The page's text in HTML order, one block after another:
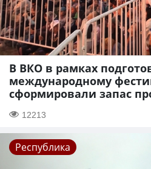
В ВКО в рамках
международному
сформировали запас
12213
Республика